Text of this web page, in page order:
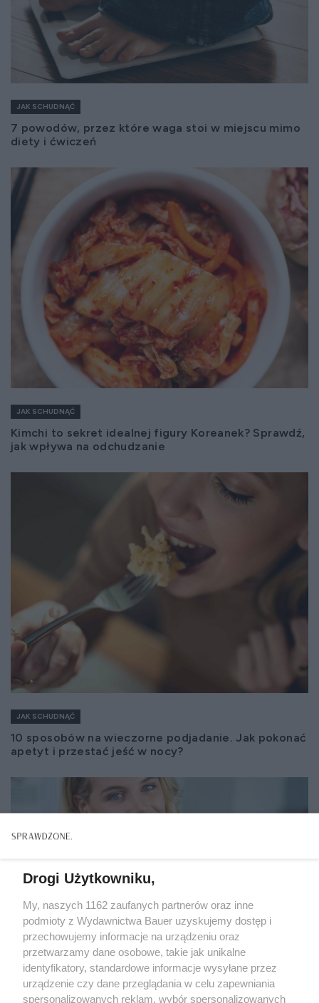
JAK SCHUDNĄĆ
7 powodów, przez które waga stoi w miejscu mimo
diety i ćwiczeń
JAK SCHUDNĄĆ
Kimchi to sekret idealnej figury Koreanek? Sprawdź,
jak wpływa na odchudzanie
JAK SCHUDNĄĆ
10 sposobów na wieczorne podjadanie. Jak pokonać
apetyt i przestać jeść w nocy?
Drogi Użytkowniku,
My, naszych 1162 zaufanych partnerów oraz inne
podmioty z Wydawnictwa Bauer uzyskujemy dostęp i
przechowujemy informacje na urządzeniu oraz
przetwarzamy dane osobowe, takie jak unikalne
identyfikatory, standardowe informacje wysyłane przez
urządzenie czy dane przeglądania w celu zapewniania
spersonalizowanych reklam, wybór spersonalizowanych